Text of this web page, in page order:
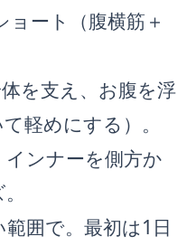
ート（腹横筋＋
を支え、お腹を浮
軽めにする）。
ンナーを側方か
囲で。最初は1日